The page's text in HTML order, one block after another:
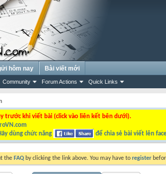
Community Forum Actions Quick Links
hôm nay Bài viết mới
trước khi viết bài (click vào liên kết bên dưới).
dùng chức năng để chia sẻ bài viết lên
the FAQ by clicking the link above. You may have to register